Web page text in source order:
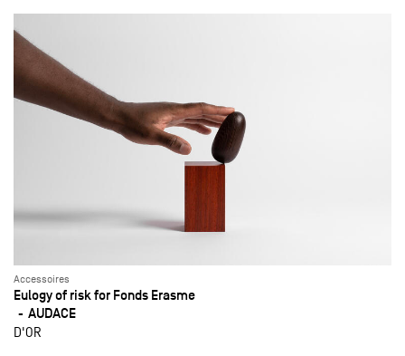
Accessoires
Eulogy of risk for Fonds Erasme
AUDACE
D'OR